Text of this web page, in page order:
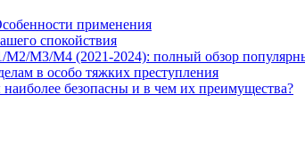
применения
спокойствия
M3/M4 (2021-2024): полный обзор
в особо тяжких преступления
безопасны и в чем их преимущества?